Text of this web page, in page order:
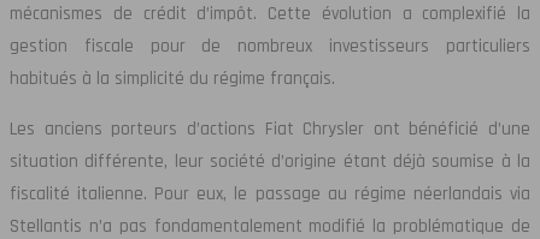
mécanismes de crédit d’impôt. Cette évolution a complexifié la
gestion fiscale pour de nombreux investisseurs particuliers
habitués à la simplicité du régime français.
Les anciens porteurs d’actions Fiat Chrysler ont bénéficié d’une
situation différente, leur société d’origine étant déjà soumise à la
fiscalité italienne. Pour eux, le passage au régime néerlandais via
Stellantis n’a pas fondamentalement modifié la problématique de